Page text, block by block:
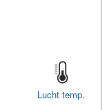
Lucht temp.